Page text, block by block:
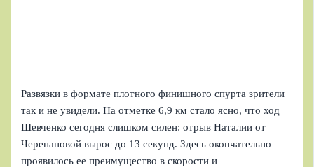
Развязки в формате плотного финишного спурта зрители
так и не увидели. На отметке 6,9 км стало ясно, что ход
Шевченко сегодня слишком силен: отрыв Наталии от
Черепановой вырос до 13 секунд. Здесь окончательно
проявилось ее преимущество в скорости и